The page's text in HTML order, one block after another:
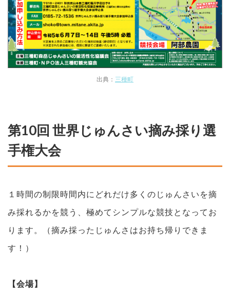
出典： 三種町
第10回 世界じゅんさい摘み採り選
手権大会
１時間の制限時間内にどれだけ多くのじゅんさいを摘
み採れるかを競う、極めてシンプルな競技となってお
ります。（摘み採ったじゅんさはお持ち帰りできま
す！）
【会場】